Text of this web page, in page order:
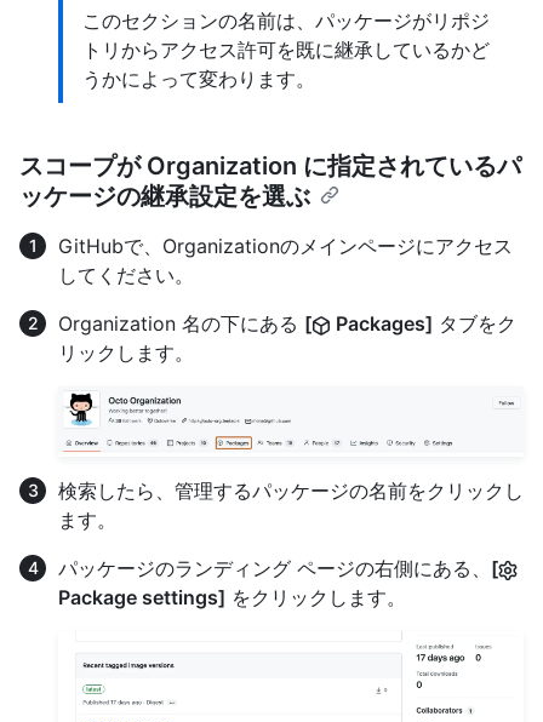
このセクションの名前は、パッケージがリポジ
トリからアクセス許可を既に継承しているかど
うかによって変わります。
スコープが Organization に指定されているパ
ッケージの継承設定を選ぶ
GitHubで、Organizationのメインページにアクセス
してください。
Organization 名の下にある [ Packages] タブをク
リックします。
検索したら、管理するパッケージの名前をクリックし
ます。
パッケージのランディング ページの右側にある、 [
Package settings] をクリックします。